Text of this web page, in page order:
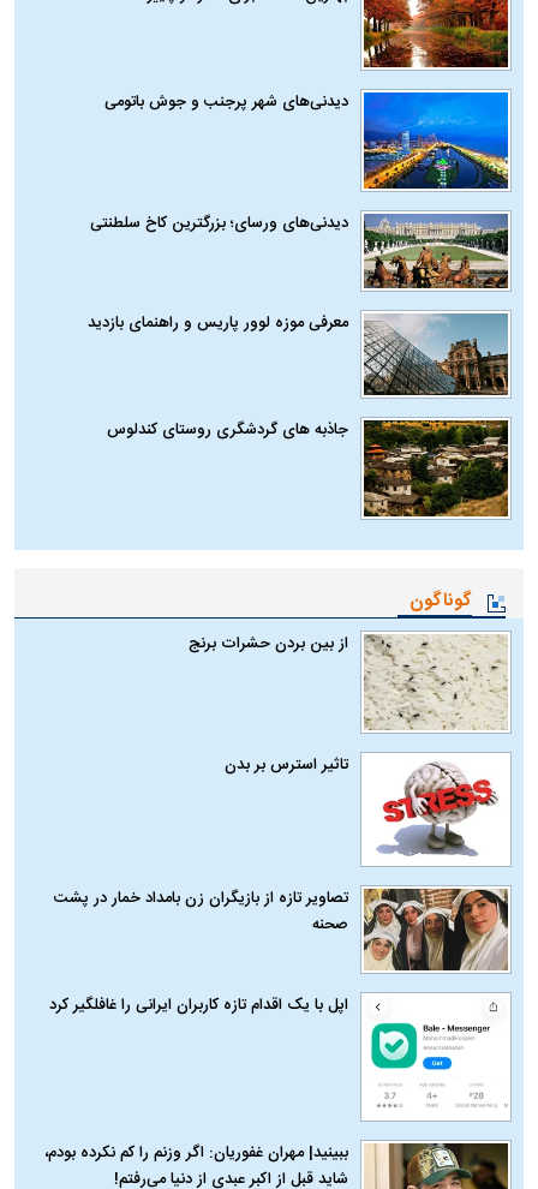
دیدنی‌های شهر پرجنب و جوش باتومی
دیدنی‌های ورسای؛ بزرگترین کاخ سلطنتی
معرفی موزه لوور پاریس و راهنمای بازدید
جاذبه های گردشگری روستای کندلوس
گوناگون
از بین بردن حشرات برنج
تاثیر استرس بر بدن
تصاویر تازه از بازیگران زن بامداد خمار در پشت
صحنه
اپل با یک اقدام تازه کاربران ایرانی را غافلگیر کرد
ببینید| مهران غفوریان: اگر وزنم را کم نکرده بودم،
شاید قبل از اکبر عبدی از دنیا می‌رفتم!